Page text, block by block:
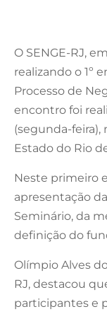
O SENGE-RJ,
realizando o 1º
Processo de
encontro foi
(segunda-
Estado do Rio
Neste primeiro
apresentação
Seminário, da
definição do
Olímpio Alves
RJ, destacou
participantes e